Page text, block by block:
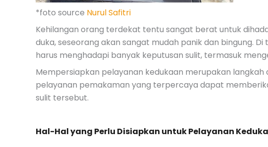
*foto source Nurul Safitri
Kehilangan orang terdekat tentu sangat berat untuk
duka, seseorang akan sangat mudah panik dan bingung.
harus menghadapi banyak keputusan sulit, termasuk
Mempersiapkan pelayanan kedukaan merupakan langkah
pelayanan pemakaman yang terpercaya dapat
sulit tersebut.
Hal-Hal yang Perlu Disiapkan untuk Pelayanan